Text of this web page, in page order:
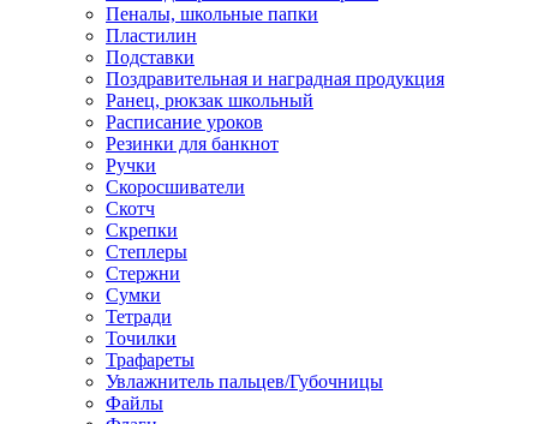
Пеналы, школьные папки
Пластилин
Подставки
Поздравительная и наградная продукция
Ранец, рюкзак школьный
Расписание уроков
Резинки для банкнот
Ручки
Скоросшиватели
Скотч
Скрепки
Степлеры
Стержни
Сумки
Тетради
Точилки
Трафареты
Увлажнитель пальцев/Губочницы
Файлы